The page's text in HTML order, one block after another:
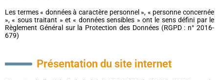
Les termes « données à caractère personnel », « personne concernée
», « sous traitant » et « données sensibles » ont le sens défini par le
Règlement Général sur la Protection des Données (RGPD : n° 2016-
679)
Présentation du site internet